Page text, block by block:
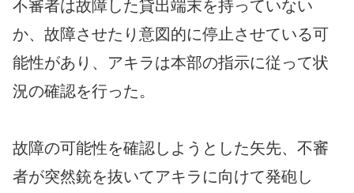
不審者は故障した貸出端末を持っていない
か、故障させたり意図的に停止させている可
能性があり、アキラは本部の指示に従って状
況の確認を行った。
故障の可能性を確認しようとした矢先、不審
者が突然銃を抜いてアキラに向けて発砲し